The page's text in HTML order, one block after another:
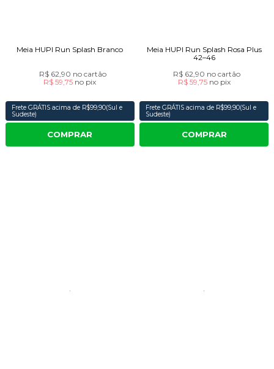
Meia HUPI Run Splash Branco
R$ 62,90 no cartão
R$ 59,75 no pix
Frete GRÁTIS acima de R$99,90(Sul e
Sudeste)
COMPRAR
Meia HUPI Run Splash Rosa Plus
42–46
R$ 62,90 no cartão
R$ 59,75 no pix
Frete GRÁTIS acima de R$99,90(Sul e
Sudeste)
COMPRAR